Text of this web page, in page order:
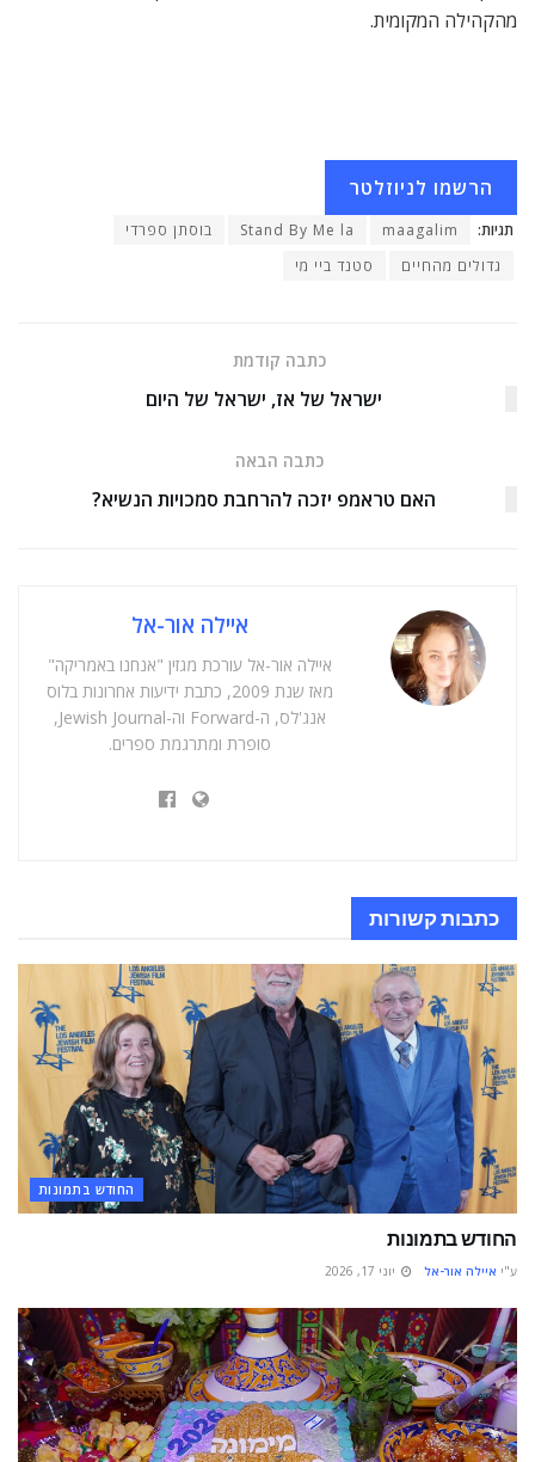
מהקהילה המקומית.
הרשמו לניוזלטר
תגיות: maagalim
Stand By Me la
בוסתן ספרדי
גדולים מהחיים
סטנד ביי מי
כתבה קודמת
ישראל של אז, ישראל של היום
כתבה הבאה
האם טראמפ יזכה להרחבת סמכויות הנשיא?
איילה אור-אל
איילה אור-אל עורכת מגזין "אנחנו באמריקה"
מאז שנת 2009, כתבת ידיעות אחרונות בלוס
אנג'לס, ה-Forward וה-Jewish Journal,
סופרת ומתרגמת ספרים.
כתבותקשורות
החודש בתמונות
החודש בתמונות
ע"י איילה אור-אל יוני 17, 2026